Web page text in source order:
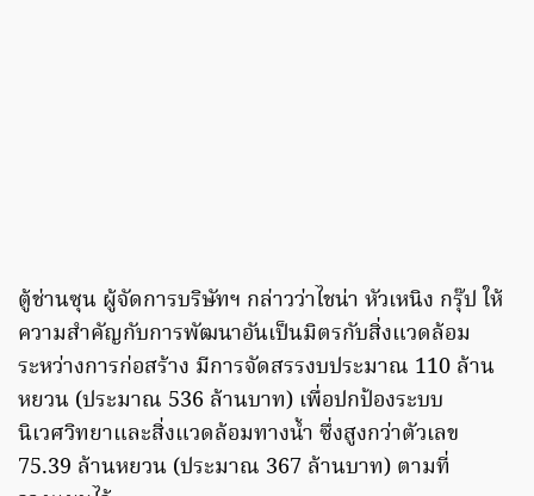
ตู้ช่านซุน ผู้จัดการบริษัทฯ กล่าวว่าไชน่า หัวเหนิง กรุ๊ป ให้
ความสำคัญกับการพัฒนาอันเป็นมิตรกับสิ่งแวดล้อม
ระหว่างการก่อสร้าง มีการจัดสรรงบประมาณ 110 ล้าน
หยวน (ประมาณ 536 ล้านบาท) เพื่อปกป้องระบบ
นิเวศวิทยาและสิ่งแวดล้อมทางน้ำ ซึ่งสูงกว่าตัวเลข
75.39 ล้านหยวน (ประมาณ 367 ล้านบาท) ตามที่